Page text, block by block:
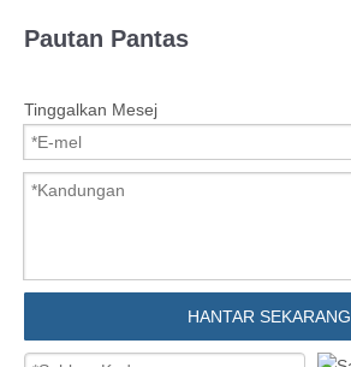
Pautan Pantas
Tinggalkan Mesej
HANTAR SEKARANG